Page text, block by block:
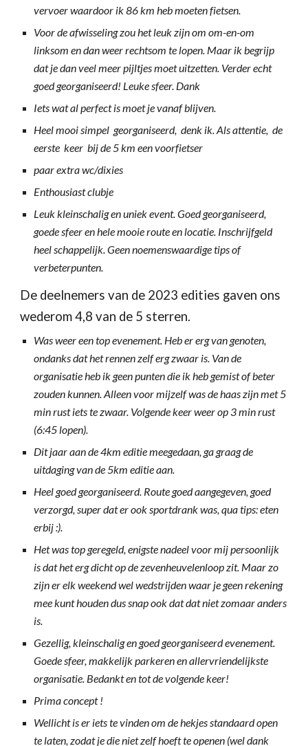
vervoer waardoor ik 86 km heb moeten fietsen.
Voor de afwisseling zou het leuk zijn om om-en-om
linksom en dan weer rechtsom te lopen. Maar ik begrijp
dat je dan veel meer pijltjes moet uitzetten. Verder echt
goed georganiseerd! Leuke sfeer. Dank
Iets wat al perfect is moet je vanaf blijven.
Heel mooi simpel georganiseerd, denk ik. Als attentie, de
eerste keer bij de 5 km een voorfietser
paar extra wc/dixies
Enthousiast clubje
Leuk kleinschalig en uniek event. Goed georganiseerd,
goede sfeer en hele mooie route en locatie. Inschrijfgeld
heel schappelijk. Geen noemenswaardige tips of
verbeterpunten.
De deelnemers van de 2023 edities gaven ons
wederom4,8 van de 5 sterren.
Was weer een top evenement. Heb er erg van genoten,
ondanks dat het rennen zelf erg zwaar is. Van de
organisatie heb ik geen punten die ik heb gemist of beter
zouden kunnen. Alleen voor mijzelf was de haas zijn met 5
min rust iets te zwaar. Volgende keer weer op 3 min rust
(6:45 lopen).
Dit jaar aan de 4km editie meegedaan, ga graag de
uitdaging van de 5km editie aan.
Heel goed georganiseerd. Route goed aangegeven, goed
verzorgd, super dat er ook sportdrank was, qua tips: eten
erbij :).
Het was top geregeld, enigste nadeel voor mij persoonlijk
is dat het erg dicht op de zevenheuvelenloop zit. Maar zo
zijn er elk weekend wel wedstrijden waar je geen rekening
mee kunt houden dus snap ook dat dat niet zomaar anders
is.
Gezellig, kleinschalig en goed georganiseerd evenement.
Goede sfeer, makkelijk parkeren en allervriendelijkste
organisatie. Bedankt en tot de volgende keer!
Prima concept !
Wellicht is er iets te vinden om de hekjes standaard open
te laten, zodat je die niet zelf hoeft te openen (wel dank